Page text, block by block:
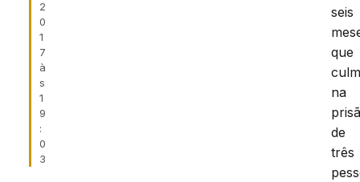
2
0
1
7
à
s
1
9
:
0
3
seis
que
na
de
três